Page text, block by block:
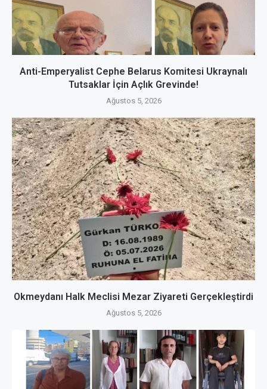
Anti-Emperyalist Cephe Belarus Komitesi Ukraynalı
Tutsaklar İçin Açlık Grevinde!
Ağustos 5, 2026
Okmeydanı Halk Meclisi Mezar Ziyareti Gerçekleştirdi
Ağustos 5, 2026